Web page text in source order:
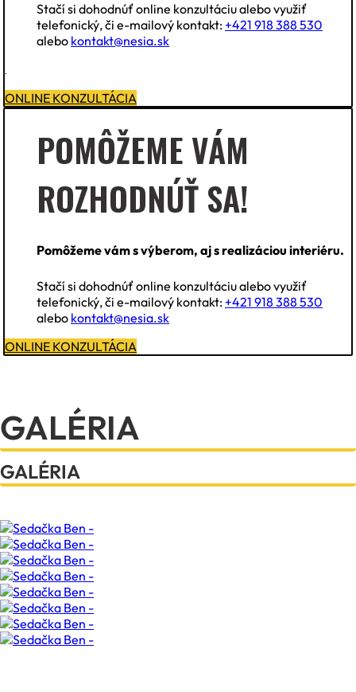
Stačí si dohodnúť online konzultáciu alebo využiť
telefonický, či e-mailový kontakt: +421 918 388 530
alebo kontakt@nesia.sk
.
ONLINE KONZULTÁCIA
POMÔŽEME VÁM
ROZHODNÚŤ SA!
Pomôžeme vám s výberom, aj s realizáciou interiéru.
Stačí si dohodnúť online konzultáciu alebo využiť
telefonický, či e-mailový kontakt: +421 918 388 530
alebo kontakt@nesia.sk
ONLINE KONZULTÁCIA
GALÉRIA
GALÉRIA